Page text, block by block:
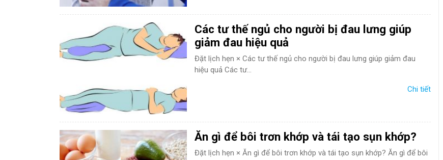
Các tư thế ngủ cho người bị đau lưng giúp
giảm đau hiệu quả
Đặt lịch hẹn × Các tư thế ngủ cho người bị đau lưng giúp giảm đau
hiệu quả Các tư...
Chi tiết
Ăn gì để bôi trơn khớp và tái tạo sụn khớp?
Đặt lịch hẹn × Ăn gì để bôi trơn khớp và tái tạo sụn khớp? Ăn gì để bôi